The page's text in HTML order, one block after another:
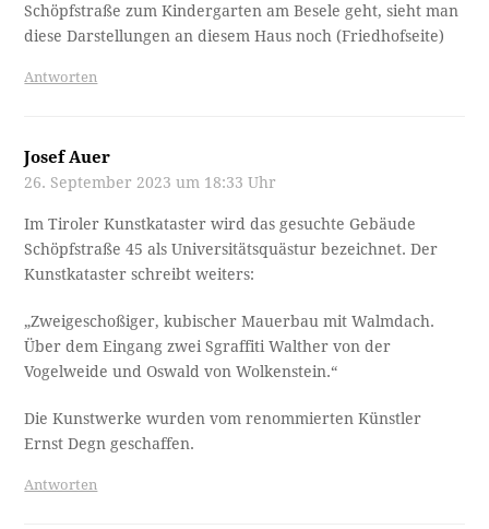
Schöpfstraße zum Kindergarten am Besele geht, sieht man
diese Darstellungen an diesem Haus noch (Friedhofseite)
Antworten
Josef Auer
26. September 2023 um 18:33 Uhr
Im Tiroler Kunstkataster wird das gesuchte Gebäude
Schöpfstraße 45 als Universitätsquästur bezeichnet. Der
Kunstkataster schreibt weiters:
„Zweigeschoßiger, kubischer Mauerbau mit Walmdach.
Über dem Eingang zwei Sgraffiti Walther von der
Vogelweide und Oswald von Wolkenstein.“
Die Kunstwerke wurden vom renommierten Künstler
Ernst Degn geschaffen.
Antworten